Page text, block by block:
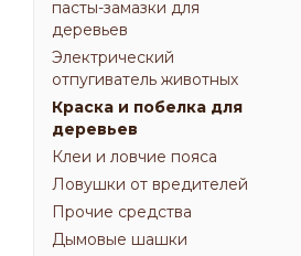
пасты-замазки для
деревьев
Электрический
отпугиватель животных
Краска и побелка для
деревьев
Клеи и ловчие пояса
Ловушки от вредителей
Прочие средства
Дымовые шашки